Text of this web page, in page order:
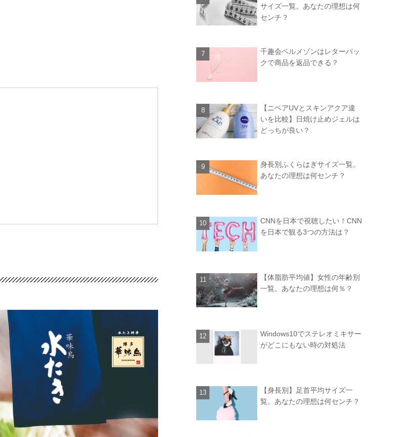
サイズ一覧。あなたの理想は何
センチ？
千趣会ベルメゾンはレターパッ
クで商品を返品できる？
【ニベアUVとスキンアクア違
いを比較】日焼け止めジェルは
どっちが良い？
身長別ふくらはぎサイズ一覧。
あなたの理想は何センチ？
CNNを日本で視聴したい！CNN
を日本で観る3つの方法は？
【体脂肪平均値】女性の年齢別
一覧。あなたの理想は何％？
Windows10でステレオミキサー
がどこにもない時の対処法
【身長別】足首平均サイズ一
覧。あなたの理想は何センチ？